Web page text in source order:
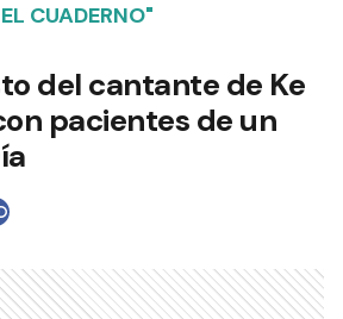
CUADERNO"
del cantante de Ke
pacientes de un